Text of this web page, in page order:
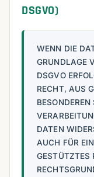
DSGVO)
WENN DIE
GRUNDLAGE
DSGVO
RECHT, AUS
DATEN
AUCH FÜR
GESTÜTZTES